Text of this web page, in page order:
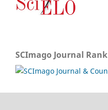
SCImago Journal Rank